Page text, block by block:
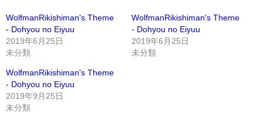
WolfmanRikishiman's Theme
- Dohyou no Eiyuu
2019年6月25日
未分類
WolfmanRikishiman's Theme
- Dohyou no Eiyuu
2019年6月25日
未分類
WolfmanRikishiman's Theme
- Dohyou no Eiyuu
2019年9月25日
未分類